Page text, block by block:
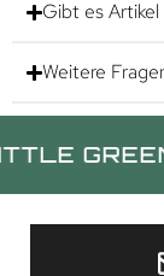
Gibt es
Weitere
GREEN